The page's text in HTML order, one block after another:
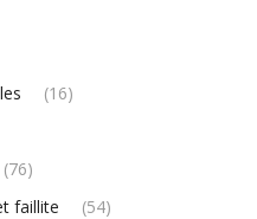
(16)
(76)
faillite
(54)